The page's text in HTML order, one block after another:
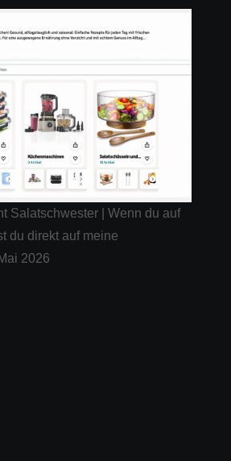
Salatschwester | Wenn du auf
du direkt auf meine
2026